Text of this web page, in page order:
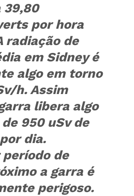
39,80
por hora
radiação de
em Sidney é
algo em torno
h. Assim
libera algo
950 uSv de
dia.
de
a garra é
perigoso.